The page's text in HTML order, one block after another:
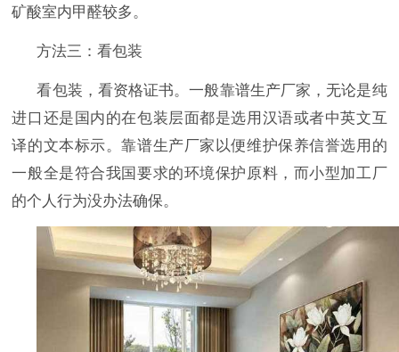
矿酸室内甲醛较多。
方法三：看包装
看包装，看资格证书。一般靠谱生产厂家，无论是纯
进口还是国内的在包装层面都是选用汉语或者中英文互
译的文本标示。靠谱生产厂家以便维护保养信誉选用的
一般全是符合我国要求的环境保护原料，而小型加工厂
的个人行为没办法确保。